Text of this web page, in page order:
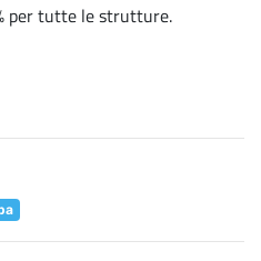
per tutte le strutture.